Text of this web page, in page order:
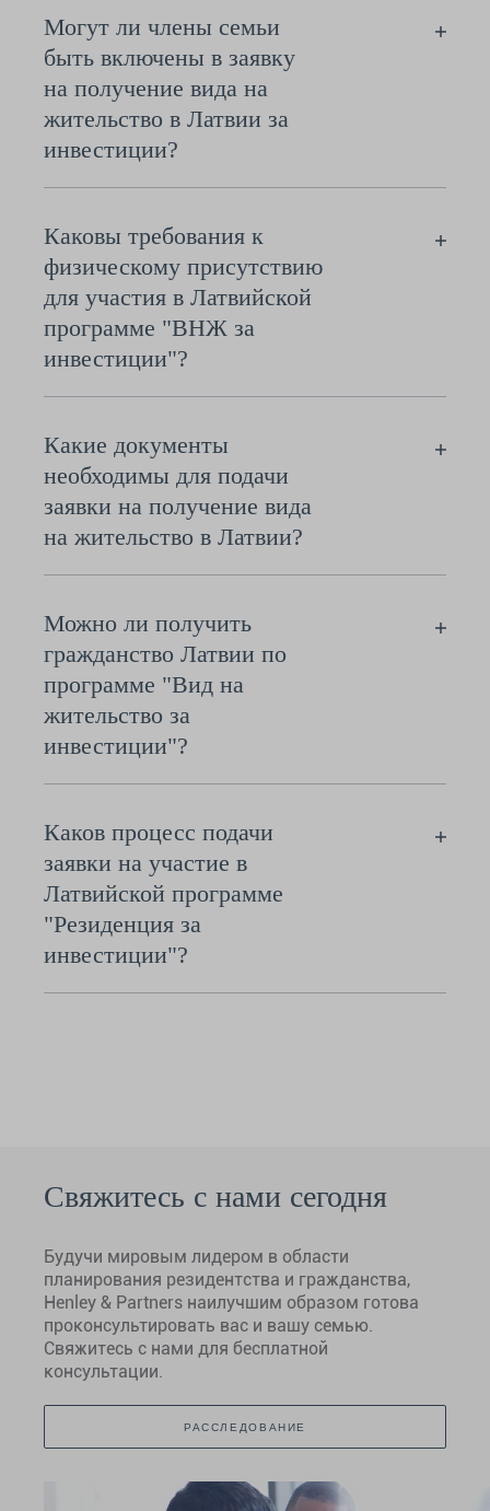
Могут ли члены семьи
быть включены в заявку
на получение вида на
жительство в Латвии за
инвестиции?
Каковы требования к
физическому присутствию
для участия в Латвийской
программе "ВНЖ за
инвестиции"?
Какие документы
необходимы для подачи
заявки на получение вида
на жительство в Латвии?
Можно ли получить
гражданство Латвии по
программе "Вид на
жительство за
инвестиции"?
Каков процесс подачи
заявки на участие в
Латвийской программе
"Резиденция за
инвестиции"?
Свяжитесь с нами сегодня
Будучи мировым лидером в области
планирования резидентства и гражданства,
Henley & Partners наилучшим образом готова
проконсультировать вас и вашу семью.
Свяжитесь с нами для бесплатной
консультации.
РАССЛЕДОВАНИЕ